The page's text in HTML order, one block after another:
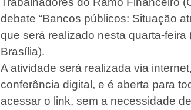
debate “Bancos públicos: Situação
que será realizado nesta quarta-
Brasília).
A atividade será realizada via
conferência digital, e é aberta para
acessar o link, sem a necessidade